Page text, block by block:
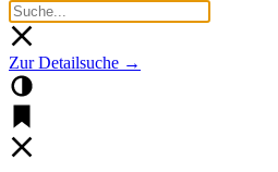
Zur Detailsuche →